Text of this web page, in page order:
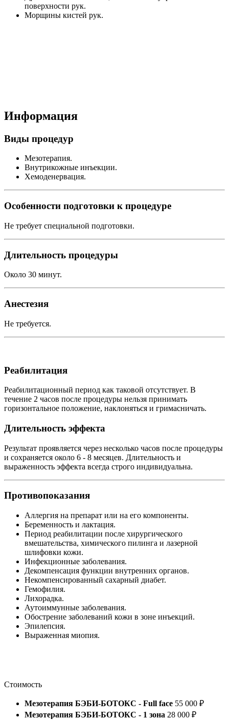
поверхности рук.
Морщины кистей рук.
Информация
Виды процедур
Мезотерапия.
Внутрикожные инъекции.
Хемоденервация.
Особенности подготовки к процедуре
Не требует специальной подготовки.
Длительность процедуры
Около 30 минут.
Анестезия
Не требуется.
Реабилитация
Реабилитационный период как таковой отсутствует. В
течение 2 часов после процедуры нельзя принимать
горизонтальное положение, наклоняться и гримасничать.
Длительность эффекта
Результат проявляется через несколько часов после процедуры
и сохраняется около 6 - 8 месяцев. Длительность и
выраженность эффекта всегда строго индивидуальна.
Противопоказания
Аллергия на препарат или на его компоненты.
Беременность и лактация.
Период реабилитации после хирургического
вмешательства, химического пилинга и лазерной
шлифовки кожи.
Инфекционные заболевания.
Декомпенсация функции внутренних органов.
Некомпенсированный сахарный диабет.
Гемофилия.
Лихорадка.
Аутоиммунные заболевания.
Обострение заболеваний кожи в зоне инъекций.
Эпилепсия.
Выраженная миопия.
Стоимость
Мезотерапия БЭБИ-БОТОКС - Full face 55 000 ₽
Мезотерапия БЭБИ-БОТОКС - 1 зона 28 000 ₽